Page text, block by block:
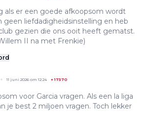
als er een goede afkoopsom wordt
geen liefdadigheidsinstelling en heb
gezien die ons ooit heeft gematst.
II na met Frenkie)
11 juni 2026 om 12:24 +17370
voor Garcia vragen. Als een la liga
je best 2 miljoen vragen. Toch lekker